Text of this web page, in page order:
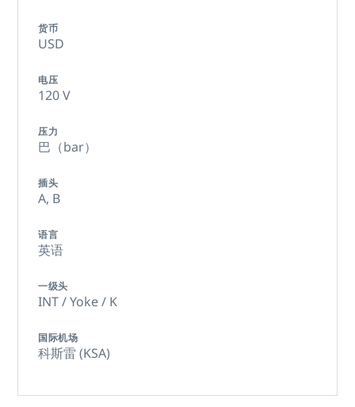
货币
USD
电压
120 V
压力
巴（bar）
插头
A, B
语言
英语
一级头
INT / Yoke / K
国际机场
科斯雷 (KSA)